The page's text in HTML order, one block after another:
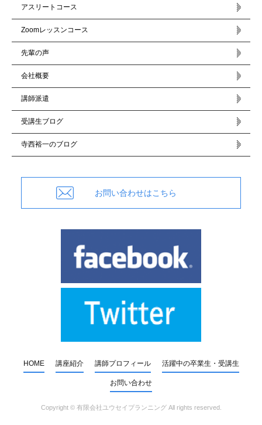
アスリートコース
Zoomレッスンコース
先輩の声
会社概要
講師派遣
受講生ブログ
寺西裕一のブログ
お問い合わせはこちら
HOME 講座紹介 講師プロフィール 活躍中の卒業生・受講生
お問い合わせ
Copyright © 有限会社ユウセイプランニングAll rights reserved.